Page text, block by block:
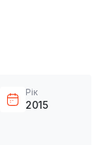
Рік
2015